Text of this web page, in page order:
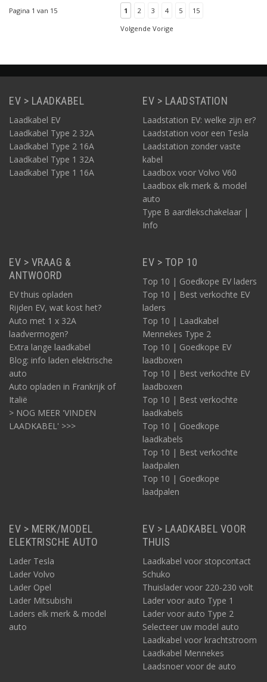
fasig 16A opladen van
uw elektrische auto.
Geschikt voor alle typen
zwa
Pagina 1 van 15 1 2 3 4 5
15
Volgende Vorige
EV > LAADKABEL
Laadkabel EV
Laadkabel Type 2 32A
Laadkabel Type 2 16A
Laadkabel Type 1 32A
Laadkabel Type 1 16A
EV > LAADSTATION
Laadstation EV: welke zijn er?
Laadstation voor een Tesla
Laadstation zonder vaste
kabel
Laadbox voor Volvo V60
Laadbox elk merk & model
auto
Type B aardlekschakelaar |
Info
EV > VRAAG &
ANTWOORD
EV thuis opladen
Rijden EV, wat kost het?
Auto met 1 x 32A
laadvermogen?
Extra lange laadkabel
Blog: info laden elektrische
auto
Auto opladen in Frankrijk of
Italië
> NOG MEER 'VINDEN
LAADKABEL' >>>
EV > TOP 10
Top 10 | Goedkope EV laders
Top 10 | Best verkochte EV
laders
Top 10 | Laadkabel
Mennekes Type 2
Top 10 | Goedkope EV
laadboxen
Top 10 | Best verkochte EV
laadboxen
Top 10 | Best verkochte
laadkabels
Top 10 | Goedkope
laadkabels
Top 10 | Best verkochte
laadpalen
Top 10 | Goedkope
laadpalen
EV > MERK/MODEL
ELEKTRISCHE AUTO
Lader Tesla
Lader Volvo
Lader Opel
Lader Mitsubishi
Laders elk merk & model
auto
EV > LAADKABEL VOOR
THUIS
Laadkabel voor stopcontact
Schuko
Thuislader voor 220-230 volt
Lader voor auto Type 1
Lader voor auto Type 2
Selecteer uw model auto
Laadkabel voor krachtstroom
Laadkabel Mennekes
Laadsnoer voor de auto